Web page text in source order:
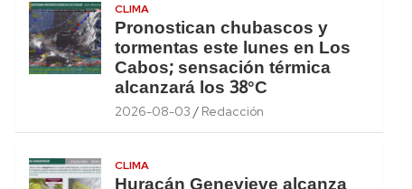
CLIMA
Pronostican chubascos y
tormentas este lunes en Los
Cabos; sensación térmica
alcanzará los 38°C
2026-08-03 Redacción
CLIMA